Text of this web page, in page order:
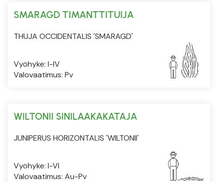
SMARAGD TIMANTTITUIJA
THUJA OCCIDENTALIS 'SMARAGD'
Vyöhyke: I-IV
Valovaatimus: Pv
WILTONII SINILAAKAKATAJA
JUNIPERUS HORIZONTALIS 'WILTONII'
Vyöhyke: I-VI
Valovaatimus: Au-Pv